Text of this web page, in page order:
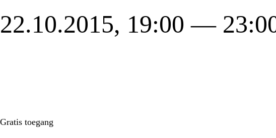
22.10.2015, 19:00 —
Gratis toegang